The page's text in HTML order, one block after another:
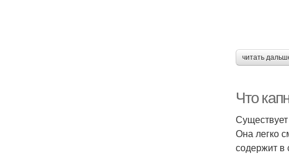
читать
Что
Она легко
содержит в